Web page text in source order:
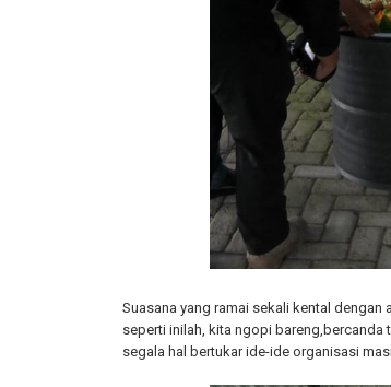
Suasana yang ramai sekali kental
seperti inilah, kita ngopi bareng,bercanda
segala hal bertukar ide-ide organisasi